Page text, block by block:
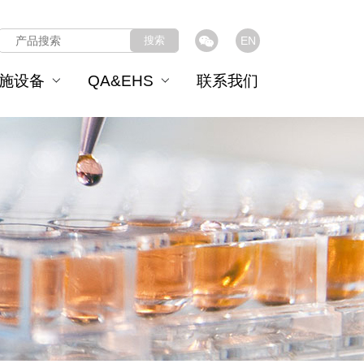
EN
搜索
设备 QA&EHS 联系我们